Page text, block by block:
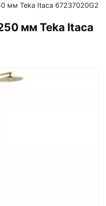
мм Teka Itaca 67237020G2
мм Teka Itaca